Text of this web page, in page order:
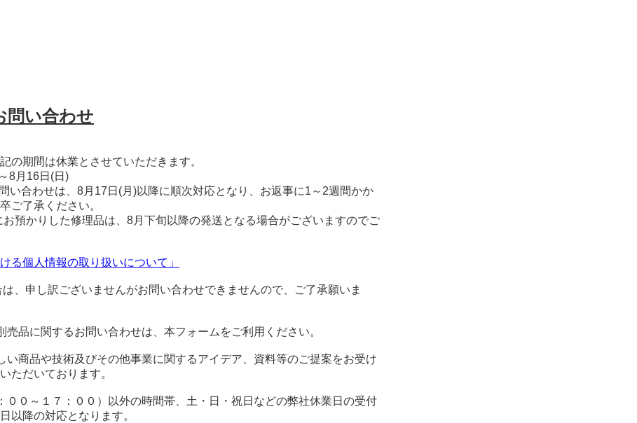
問い合わせ
らせ》
の期間は休業とさせていただきます。
)～8月16日(日)
い合わせは、8月17日(月)以降に順次対応となり、お返事に1～2週間かか
。何卒ご了承ください。
お預かりした修理品は、8月下旬以降の発送となる場合がございますのでご
る個人情報の取り扱いについて」
、申し訳ございませんがお問い合わせできませんので、ご了承願いま
売品に関するお問い合わせは、本フォームをご利用ください。
い商品や技術及びその他事業に関するアイデア、資料等のご提案をお受け
ただいております。
００～１７：００）以外の時間帯、土・日・祝日などの弊社休業日の受付
以降の対応となります。